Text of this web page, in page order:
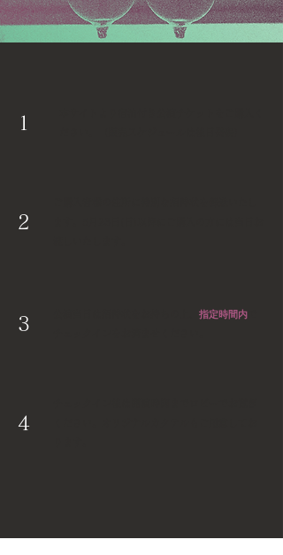
1
2
3 指定時間内
4